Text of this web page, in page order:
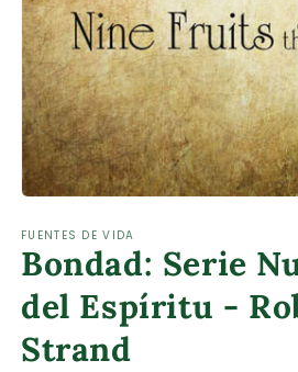
multimedia
1
en
ventana
modal
FUENTES DE VIDA
Bondad: Serie
del Espíritu -
Strand